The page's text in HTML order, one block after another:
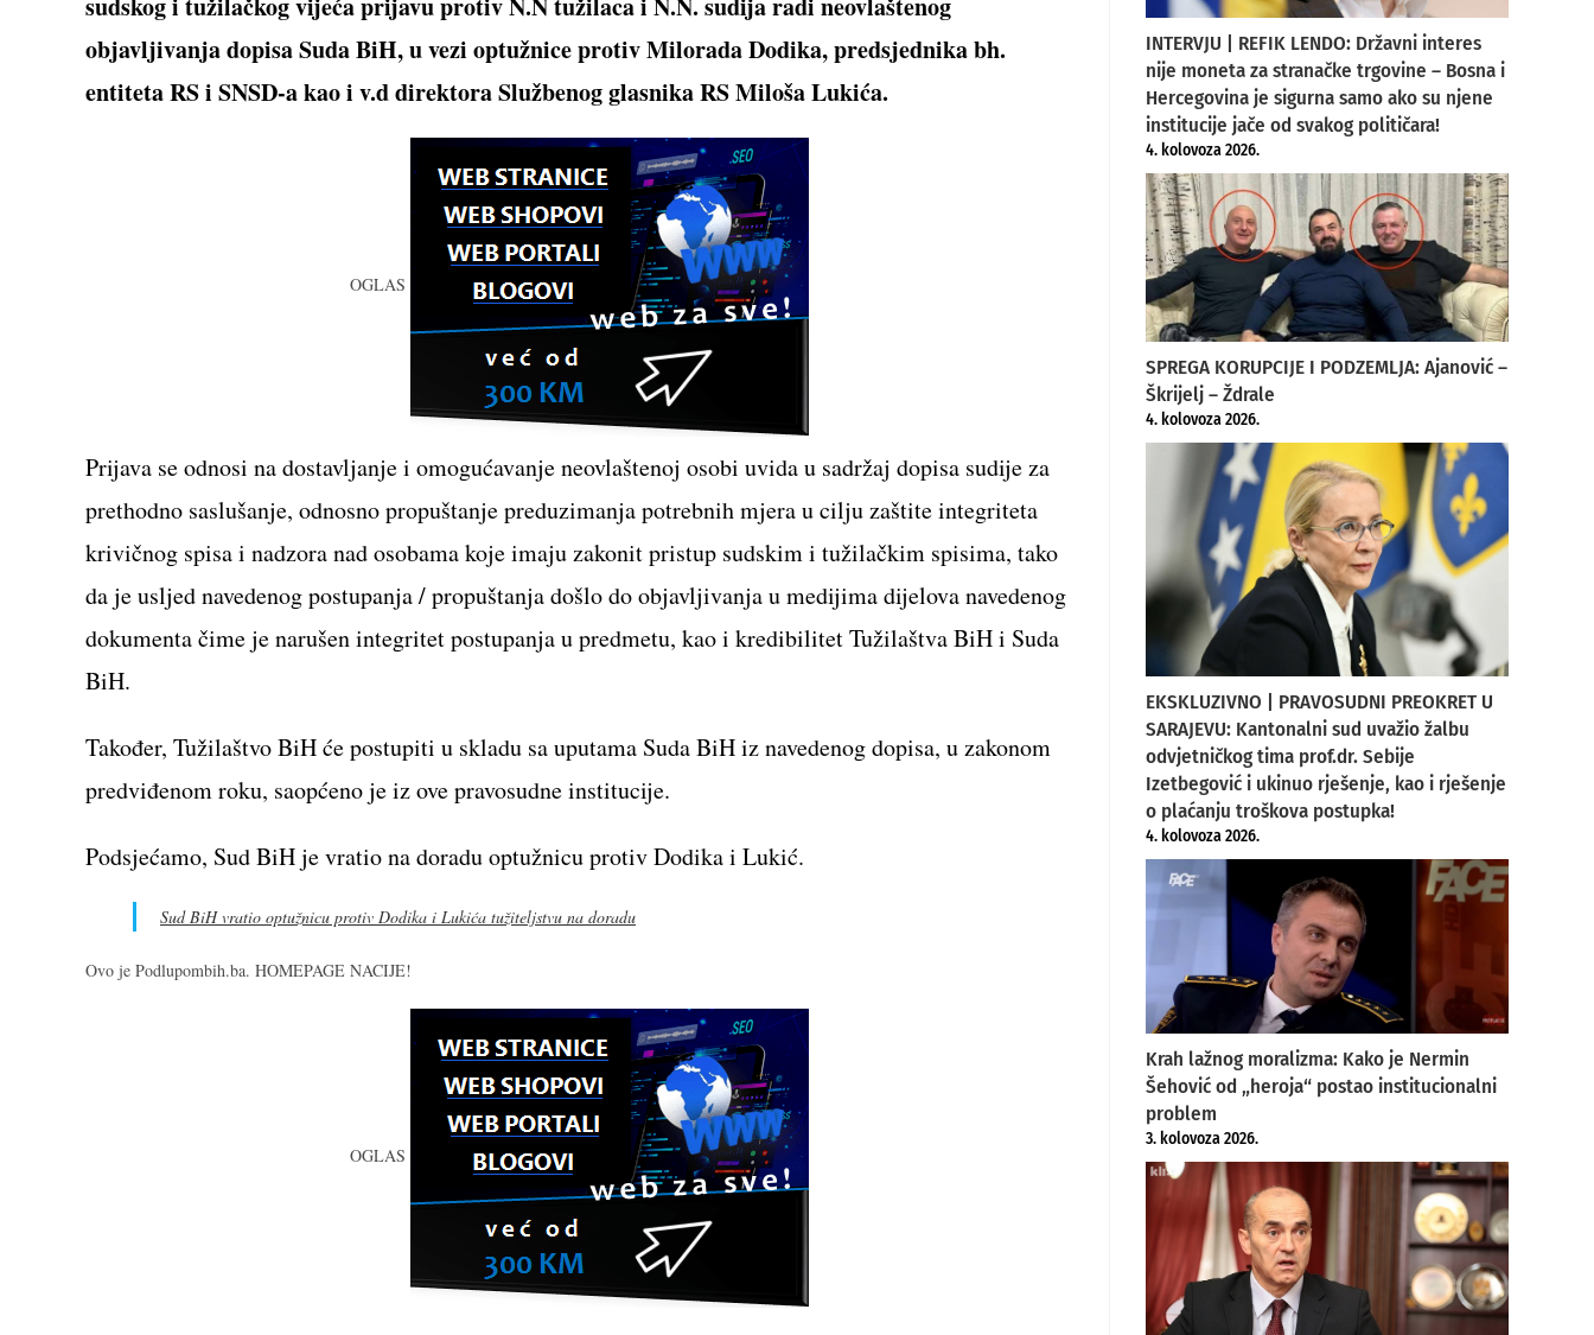
objavljivanja dopisa Suda BiH, u vezi optužnice protiv Milorada Dodika, predsjednika bh.
entiteta RS i SNSD-a kao i v.d direktora Službenog glasnika RS Miloša Lukića.
OGLAS
Prijava se odnosi na dostavljanje i omogućavanje neovlaštenoj osobi uvida u sadržaj dopisa sudije za
prethodno saslušanje, odnosno propuštanje preduzimanja potrebnih mjera u cilju zaštite integriteta
krivičnog spisa i nadzora nad osobama koje imaju zakonit pristup sudskim i tužilačkim spisima, tako
da je usljed navedenog postupanja / propuštanja došlo do objavljivanja u medijima dijelova navedenog
dokumenta čime je narušen integritet postupanja u predmetu, kao i kredibilitet Tužilaštva BiH i Suda
BiH.
Također, Tužilaštvo BiH će postupiti u skladu sa uputama Suda BiH iz navedenog dopisa, u zakonom
predviđenom roku, saopćeno je iz ove pravosudne institucije.
Podsjećamo, Sud BiH je vratio na doradu optužnicu protiv Dodika i Lukić.
Sud BiH vratio optužnicu protiv Dodika i Lukića tužiteljstvu na doradu
Ovo je Podlupombih.ba. HOMEPAGE NACIJE!
OGLAS
INTERVJU | REFIK LENDO: Državni interes
nije moneta za stranačke trgovine – Bosna i
Hercegovina je sigurna samo ako su njene
institucije jače od svakog političara!
4. kolovoza 2026.
SPREGA KORUPCIJE I PODZEMLJA: Ajanović –
Škrijelj – Ždrale
4. kolovoza 2026.
EKSKLUZIVNO | PRAVOSUDNI PREOKRET U
SARAJEVU: Kantonalni sud uvažio žalbu
odvjetničkog tima prof.dr. Sebije
Izetbegović i ukinuo rješenje, kao i rješenje
o plaćanju troškova postupka!
4. kolovoza 2026.
Krah lažnog moralizma: Kako je Nermin
Šehović od „heroja“ postao institucionalni
problem
3. kolovoza 2026.